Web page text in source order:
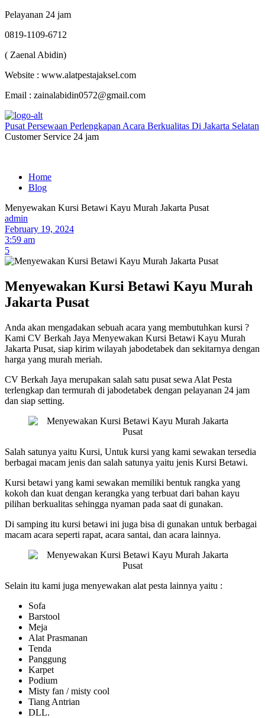
Pelayanan 24 jam
0819-1109-6712
( Zaenal Abidin)
Website : www.alatpestajaksel.com
Email : zainalabidin0572@gmail.com
Pusat Persewaan Perlengkapan Acara Berkualitas Di Jakarta Selatan
Customer Service 24 jam
Home
Blog
Menyewakan Kursi Betawi Kayu Murah Jakarta Pusat
admin
February 19, 2024
3:59 am
5
Menyewakan Kursi Betawi Kayu Murah
Jakarta Pusat
Anda akan mengadakan sebuah acara yang membutuhkan kursi ?
Kami CV Berkah Jaya Menyewakan Kursi Betawi Kayu Murah
Jakarta Pusat, siap kirim wilayah jabodetabek dan sekitarnya dengan
harga yang murah meriah.
CV Berkah Jaya merupakan salah satu pusat sewa Alat Pesta
terlengkap dan termurah di jabodetabek dengan pelayanan 24 jam
dan siap setting.
Salah satunya yaitu Kursi, Untuk kursi yang kami sewakan tersedia
berbagai macam jenis dan salah satunya yaitu jenis Kursi Betawi.
Kursi betawi yang kami sewakan memiliki bentuk rangka yang
kokoh dan kuat dengan kerangka yang terbuat dari bahan kayu
pilihan berkualitas sehingga nyaman pada saat di gunakan.
Di samping itu kursi betawi ini juga bisa di gunakan untuk berbagai
macam acara seperti rapat, acara santai, dan acara lainnya.
Selain itu kami juga menyewakan alat pesta lainnya yaitu :
Sofa
Barstool
Meja
Alat Prasmanan
Tenda
Panggung
Karpet
Podium
Misty fan / misty cool
Tiang Antrian
DLL.